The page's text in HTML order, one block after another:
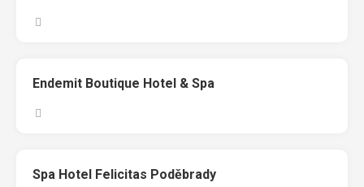
Endemit Boutique Hotel & Spa
Spa Hotel Felicitas Poděbrady